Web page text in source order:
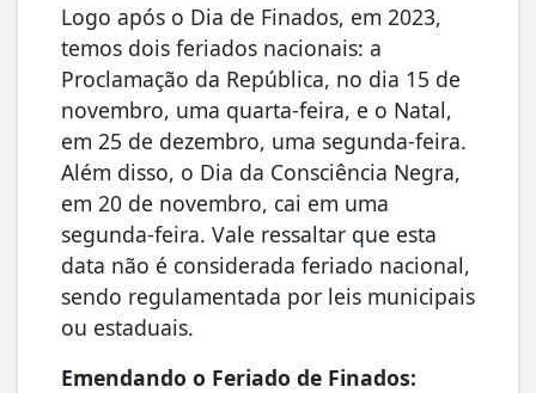
Logo após o Dia de Finados, em 2023,
temos dois feriados nacionais: a
Proclamação da República, no dia 15 de
novembro, uma quarta-feira, e o Natal,
em 25 de dezembro, uma segunda-feira.
Além disso, o Dia da Consciência Negra,
em 20 de novembro, cai em uma
segunda-feira. Vale ressaltar que esta
data não é considerada feriado nacional,
sendo regulamentada por leis municipais
ou estaduais.
Emendando o Feriado de Finados: